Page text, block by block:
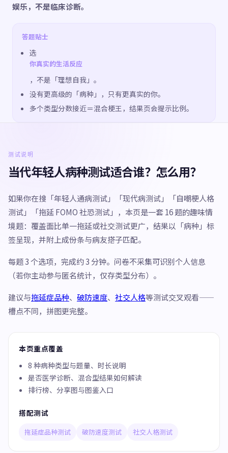
娱乐，不是临床诊断。
答题贴士
选
你真实的生活反应
，不是「理想自我」。
没有更高级的「病种」，只有更真实的你。
多个类型分数接近＝混合梗王，结果页会提示比例。
测试说明
当代年轻人病种测试适合谁？怎么用？
如果你在搜「年轻人通病测试」「现代病测试」「自嘲梗人格
测试」「拖延 FOMO 社恐测试」，本页是一套 16 题的趣味情
境题：覆盖面比单一拖延或社交测试更广，结果以「病种」标
签呈现，并附上成份条与病友搭子匹配。
每题 3 个选项，完成约 3 分钟。问卷不采集可识别个人信息
（若你主动参与匿名统计，仅存类型分布）。
建议与拖延症品种、 破防速度、 社交人格等测试交叉观看——
槽点不同，拼图更完整。
本页重点覆盖
8 种病种类型与题量、时长说明
是否医学诊断、混合型结果如何解读
排行榜、分享图与图鉴入口
搭配测试
拖延症品种测试 破防速度测试 社交人格测试